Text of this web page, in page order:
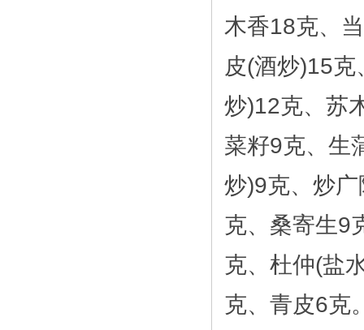
木香18克、
皮(酒炒)15
炒)12克、苏
菜籽9克、生
炒)9克、炒
克、桑寄生9
克、杜仲(盐
克、青皮6克